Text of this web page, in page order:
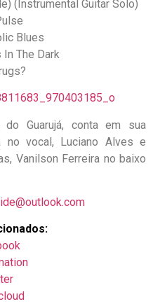
(Instrumental Guitar Solo)
Blues
The Dark
do Guarujá, conta em sua
no vocal, Luciano Alves e
Vanilson Ferreira no baixo